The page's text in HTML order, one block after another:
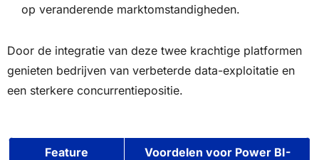
op veranderende marktomstandigheden.
Door de integratie van deze twee krachtige platformen
genieten bedrijven van verbeterde data-exploitatie en
een sterkere concurrentiepositie.
Feature
Voordelen voor Power BI-